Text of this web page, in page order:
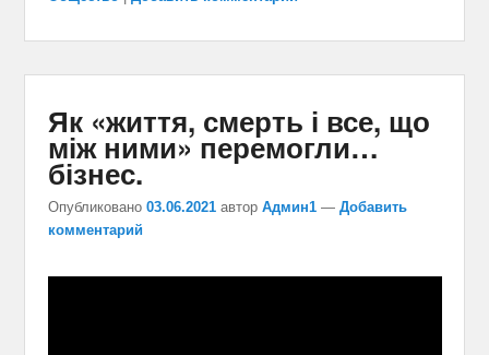
Як «життя, смерть і все, що
між ними» перемогли…
бізнес.
Опубликовано 03.06.2021 автор Админ1 — Добавить
комментарий